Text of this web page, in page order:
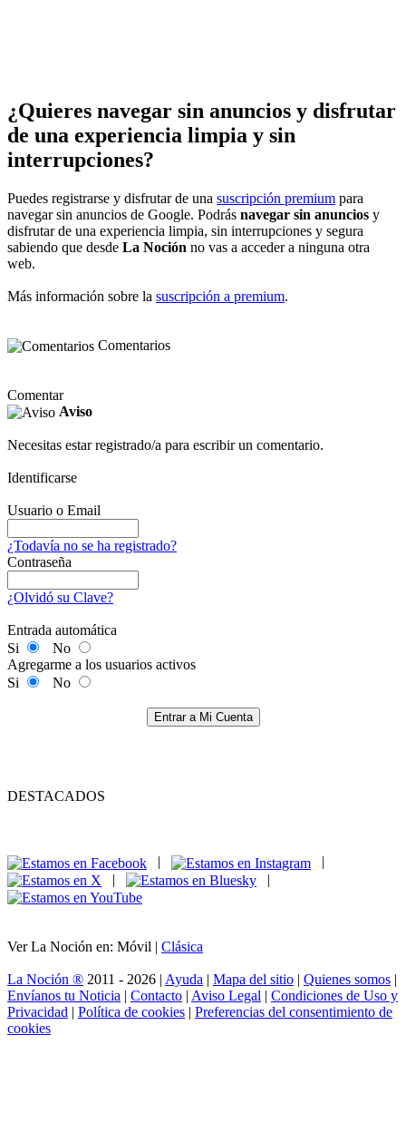
¿Quieres navegar sin anuncios y disfrutar
de una experiencia limpia y sin
interrupciones?
Puedes registrarse y disfrutar de una suscripción premium para
navegar sin anuncios de Google. Podrás navegar sin anuncios y
disfrutar de una experiencia limpia, sin interrupciones y segura
sabiendo que desde La Noción no vas a acceder a ninguna otra
web.
Más información sobre la suscripción a premium.
Comentarios
Comentar
Aviso
Necesitas estar registrado/a para escribir un comentario.
Identificarse
Usuario o Email
¿Todavía no se ha registrado?
Contraseña
¿Olvidó su Clave?
Entrada automática
Si
No
Agregarme a los usuarios activos
Si
No
Entrar a Mi Cuenta
DESTACADOS
|
|
|
|
Ver La Noción en: Móvil | Clásica
La Noción ® 2011 - 2026 | Ayuda | Mapa del sitio | Quienes somos |
Envíanos tu Noticia | Contacto | Aviso Legal | Condiciones de Uso y
Privacidad | Política de cookies | Preferencias del consentimiento de
cookies